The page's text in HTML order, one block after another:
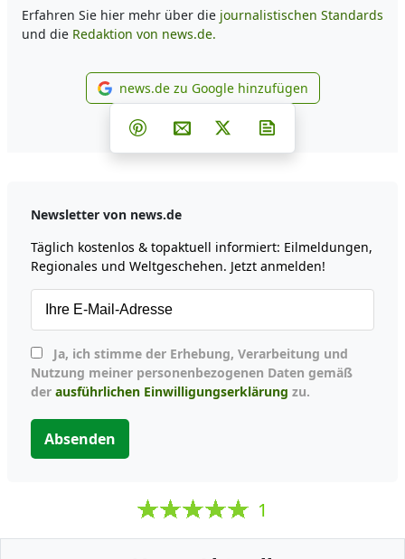
Erfahren Sie hier mehr über die journalistischen Standards
und die Redaktion von news.de.
news.de zu Google
news.de zu Google hinzufügen
Teilen auf Facebook
Teilen auf Whatsapp
Teilen auf Telegram
Teilen auf Pinterest
Per E-Mail teilen
Post auf X
Newsletter von news.de
Täglich kostenlos & topaktuell informiert: Eilmeldungen,
Regionales und Weltgeschehen. Jetzt anmelden!
Nutzung meiner personenbezogenen Daten gemäß
der ausführlichen Einwilligungserklärung zu.
Absenden
1